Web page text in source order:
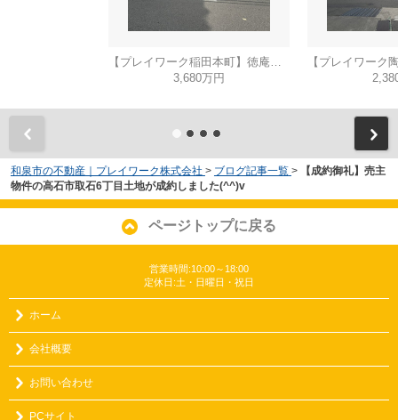
3,680万円
和泉市の不動産｜プレイワーク株式会社 > ブログ記事一覧 >
【成約御礼】売主
物件の高石市取石6丁目土地が成約しました(^^)v
ページトップに戻る
営業時間:10:00～18:00
定休日:土・日曜日・祝日
ホーム
会社概要
お問い合わせ
PCサイト